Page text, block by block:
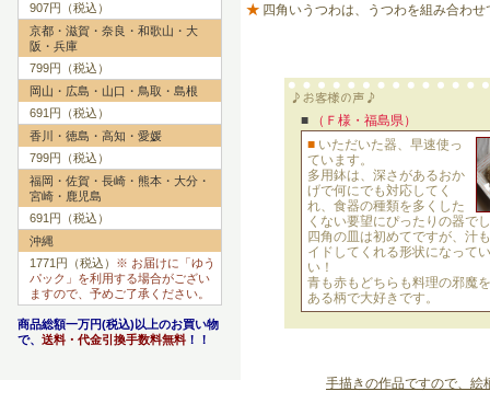
★ 四角いうつわは、うつわを組み合わ
■
（Ｆ様・福島県）
■ いただいた器、早速使っ
ています。
多用鉢は、深さがあるおか
げで何にでも対応してく
れ、食器の種類を多くした
くない要望にぴったりの器で
四角の皿は初めてですが、汁
イドしてくれる形状になって
い！
青も赤もどちらも料理の邪魔
ある柄で大好きです。
手描きの作品ですので、絵
907円（税込）
京都・滋賀・奈良・和歌山・大
阪・兵庫
799円（税込）
岡山・広島・山口・鳥取・島根
691円（税込）
香川・徳島・高知・愛媛
799円（税込）
福岡・佐賀・長崎・熊本・大分・
宮崎・鹿児島
691円（税込）
沖縄
1771円（税込） ※ お届けに「ゆう
パック」を利用する場合がござい
ますので、予めご了承ください。
商品総額一万円(税込)以上のお買い物
で、 送料・代金引換手数料無料 ！！